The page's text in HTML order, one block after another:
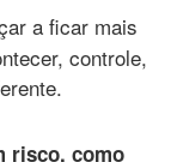
a ficar mais
controle,
risco, como